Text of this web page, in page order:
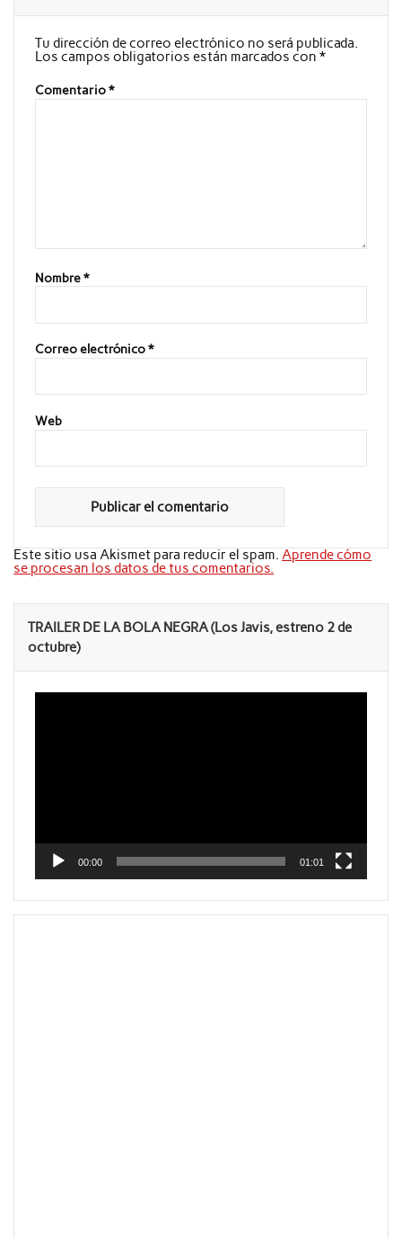
Tu dirección de correo electrónico no será publicada.
Los campos obligatorios están marcados con *
Comentario*
Nombre*
Correo electrónico*
Web
Este sitio usa Akismet para reducir el spam.Aprende cómo
se procesan los datos de tus comentarios.
TRAILER DE LA BOLA NEGRA (Los Javis, estreno 2 de
octubre)
Reproductor
00:00 01:01